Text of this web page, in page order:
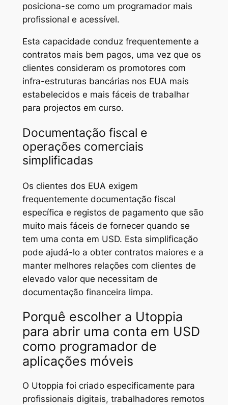
posiciona-se como um programador mais
profissional e acessível.
Esta capacidade conduz frequentemente a
contratos mais bem pagos, uma vez que os
clientes consideram os promotores com
infra-estruturas bancárias nos EUA mais
estabelecidos e mais fáceis de trabalhar
para projectos em curso.
Documentação fiscal e
operações comerciais
simplificadas
Os clientes dos EUA exigem
frequentemente documentação fiscal
específica e registos de pagamento que são
muito mais fáceis de fornecer quando se
tem uma conta em USD. Esta simplificação
pode ajudá-lo a obter contratos maiores e a
manter melhores relações com clientes de
elevado valor que necessitam de
documentação financeira limpa.
Porquê escolher a Utoppia
para abrir uma conta em USD
como programador de
aplicações móveis
O Utoppia foi criado especificamente para
profissionais digitais, trabalhadores remotos